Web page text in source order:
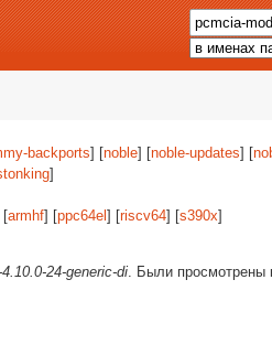
backports] [noble] [noble-updates] [
]
[armhf] [ppc64el ] [riscv64] [s390x]
24-generic-di. Были просмотрены